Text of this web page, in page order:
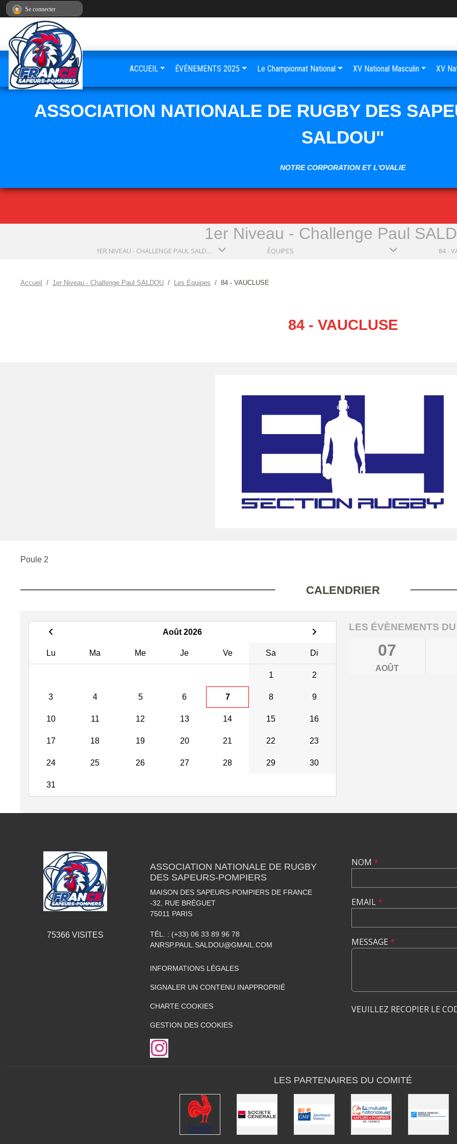
ASSOCIATION NATIONALE DE RUGBY DES
SALDOU"
NOTRE CORPORATION ET L'OVALIE
1er Niveau - Challenge Paul
1ER NIVEAU - CHALLENGE PAUL SALDOU ÉQUIPES 84 -
Accueil 1er Niveau - Challenge Paul SALDOU Les Equipes 84 - VAUCLUSE
84 - VAUCLUSE
Poule 2
CALENDRIER
Août 2026
Lu Ma Me Je Ve Sa Di
1 2
3 4 5 6 7 8 9
10 11 12 13 14 15 16
17 18 19 20 21 22 23
24 25 26 27 28 29 30
31
LES ÉVÈNEMENTS
07
AOÛT
ACCUEIL ÉVÉNEMENTS 2025 Le Championnat National XV National Masculin XV
75366VISITES
ASSOCIATION NATIONALE DE RUGBY
DES SAPEURS-POMPIERS
MAISON DES SAPEURS-POMPIERS DE FRANCE
-32, RUE BRÉGUET
75011 PARIS
TÉL. : (+33) 06 33 89 96 78
ANRSP.PAUL.SALDOU@GMAIL.COM
INFORMATIONS LÉGALES
SIGNALER UN CONTENU INAPPROPRIÉ
CHARTE COOKIES
GESTION DES COOKIES
NOM *
EMAIL*
MESSAGE *
VEUILLEZ RECOPIER LE
LES PARTENAIRES DU COMITÉ
Se connecter
Panneau de gestion des cookies